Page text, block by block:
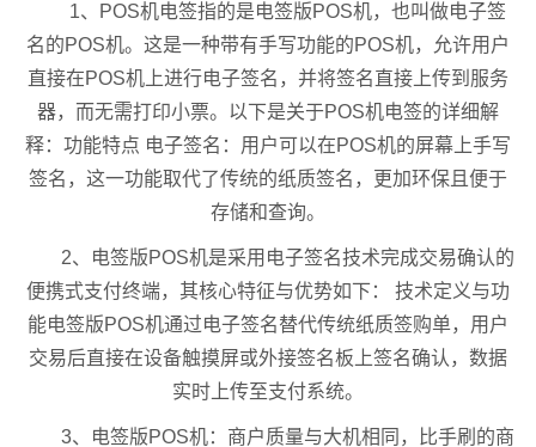
1、POS机电签指的是电签版POS机，也叫做电子签
名的POS机。这是一种带有手写功能的POS机，允许用户
直接在POS机上进行电子签名，并将签名直接上传到服务
器，而无需打印小票。以下是关于POS机电签的详细解
释：功能特点 电子签名：用户可以在POS机的屏幕上手写
签名，这一功能取代了传统的纸质签名，更加环保且便于
存储和查询。
2、电签版POS机是采用电子签名技术完成交易确认的
便携式支付终端，其核心特征与优势如下： 技术定义与功
能电签版POS机通过电子签名替代传统纸质签购单，用户
交易后直接在设备触摸屏或外接签名板上签名确认，数据
实时上传至支付系统。
3、电签版POS机：商户质量与大机相同，比手刷的商